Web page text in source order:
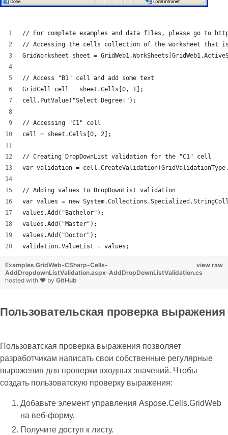
// For complete examples and data files, please go to
// Accessing the cells collection of the worksheet that
GridWorksheet sheet =
// Access "B1" cell and add some text
GridCell cell = sheet.Cells[0, 1];
cell.PutValue("Select Degree:");
// Accessing "C1" cell
cell = sheet.Cells[0, 2];
// Creating DropDownList validation for the "C1" cell
var validation =
// Adding values to DropDownList validation
var values = new
values.Add("Bachelor");
values.Add("Master");
values.Add("Doctor");
validation.ValueList = values;
view raw
Examples.GridWeb-CSharp-Cells-
AddDropdownListValidation.aspx-AddDropDownListValidation.cs
hosted with ❤ by GitHub
Пользовательская проверка выражения
Пользоватская проверка выражения позволяет
разработчикам написать свои собственные регулярные
выражения для проверки входных значений. Чтобы
создать пользоватскую проверку выражения:
Добавьте элемент управления Aspose.Cells.GridWeb
на веб-форму.
Получите доступ к листу.